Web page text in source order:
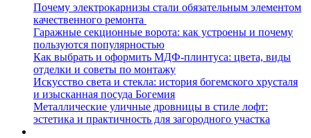
Почему электрокарнизы стали обязательным элементом
качественного ремонта
Гаражные секционные ворота: как устроены и почему
пользуются популярностью
Как выбрать и оформить МДФ-плинтуса: цвета, виды
отделки и советы по монтажу
Искусство света и стекла: история богемского хрусталя
и изысканная посуда Богемия
Металлические уличные дровницы в стиле лофт:
эстетика и практичность для загородного участка